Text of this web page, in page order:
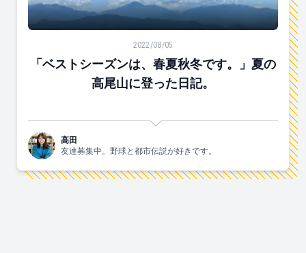
「ベストシーズンは、春夏秋冬です。」夏の高尾山に登
2022/08/05
「ベストシーズンは、春夏秋冬です。」夏の
高尾山に登った日記。
高田
友達募集中。野球と都市伝説が好きです。